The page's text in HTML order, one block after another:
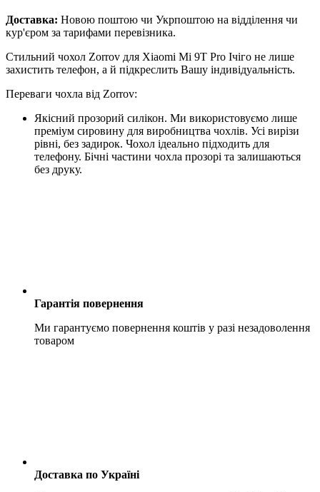
Доставка: Новою поштою чи Укрпоштою на відділення чи
кур'єром за тарифами перевізника.
Стильний чохол Zorrov для Xiaomi Mi 9T Pro Ічіго не лише
захистить телефон, а й підкреслить Вашу індивідуальність.
Переваги чохла від Zorrov:
Якісний прозорий силікон. Ми використовуємо лише
преміум сировину для виробництва чохлів. Усі вирізи
рівні, без задирок. Чохол ідеально підходить для
телефону. Бічні частини чохла прозорі та залишаються
без друку.
Гарантія повернення
Ми гарантуємо повернення коштів у разі незадоволення
товаром
Доставка по Україні